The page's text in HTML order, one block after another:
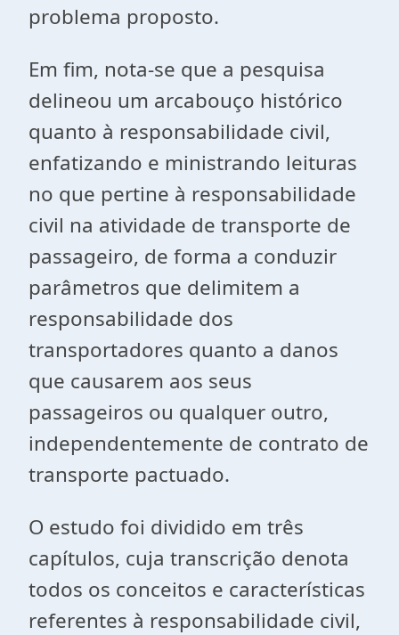
problema proposto.
Em fim, nota-se que a pesquisa
delineou um arcabouço histórico
quanto à responsabilidade civil,
enfatizando e ministrando leituras
no que pertine à responsabilidade
civil na atividade de transporte de
passageiro, de forma a conduzir
parâmetros que delimitem a
responsabilidade dos
transportadores quanto a danos
que causarem aos seus
passageiros ou qualquer outro,
independentemente de contrato de
transporte pactuado.
O estudo foi dividido em três
capítulos, cuja transcrição denota
todos os conceitos e características
referentes à responsabilidade civil,